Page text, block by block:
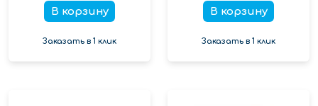
В корзину
Заказать в 1 клик
В корзину
Заказать в 1 клик